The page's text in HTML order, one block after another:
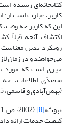
کتابخانه‌ای رسیده
کاربر، عبارت است
این که کاربر چه
اکتشاف آنچه قبلاً
رویکرد بدین معناست
می‌خواهند و در زمان
چیزی است که مورد
متصدّی اطلاعات،
(بهمن‌آبادی و قاسمی، 1385).
«بوث»[8]
کیفیت خدمات ارائه